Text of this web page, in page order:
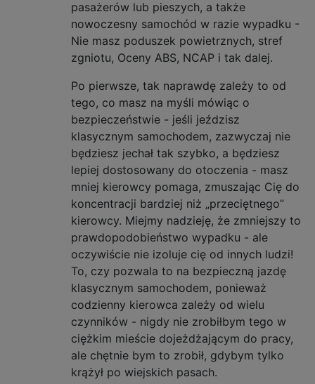
pasażerów lub pieszych, a także
nowoczesny samochód w razie wypadku -
Nie masz poduszek powietrznych, stref
zgniotu, Oceny ABS, NCAP i tak dalej.
Po pierwsze, tak naprawdę zależy to od
tego, co masz na myśli mówiąc o
bezpieczeństwie - jeśli jeździsz
klasycznym samochodem, zazwyczaj nie
będziesz jechał tak szybko, a będziesz
lepiej dostosowany do otoczenia - masz
mniej kierowcy pomaga, zmuszając Cię do
koncentracji bardziej niż „przeciętnego”
kierowcy. Miejmy nadzieję, że zmniejszy to
prawdopodobieństwo wypadku - ale
oczywiście nie izoluje cię od innych ludzi!
To, czy pozwala to na bezpieczną jazdę
klasycznym samochodem, ponieważ
codzienny kierowca zależy od wielu
czynników - nigdy nie zrobiłbym tego w
ciężkim mieście dojeżdżającym do pracy,
ale chętnie bym to zrobił, gdybym tylko
krążył po wiejskich pasach.